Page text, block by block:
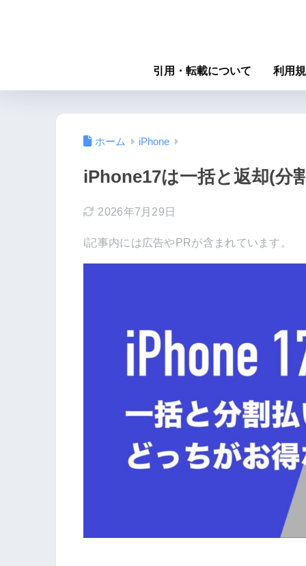
引用・転載について 利用
ホーム iPhone
iPhone17は一括と返却(分
2026年7月29日
ℹ︎記事内には広告やPRが含まれています。